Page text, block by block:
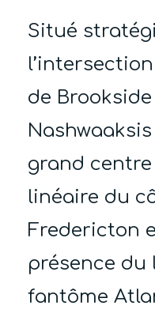
Situé
de
grand
linéaire du
Fredericton
présence
fantôme